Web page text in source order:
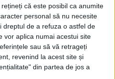
că este posibil ca anumite
personal să nu necesite
dreptul de a refuza o astfel de
vor aplica numai acestui site
sau să vă retrageți
revenind la acest site și
din partea de jos a